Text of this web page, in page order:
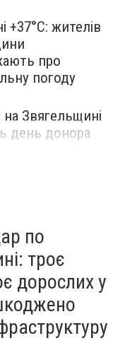
+37°C: жителів
про
погоду
на Звягельщині
день донора
по
троє
дорослих у